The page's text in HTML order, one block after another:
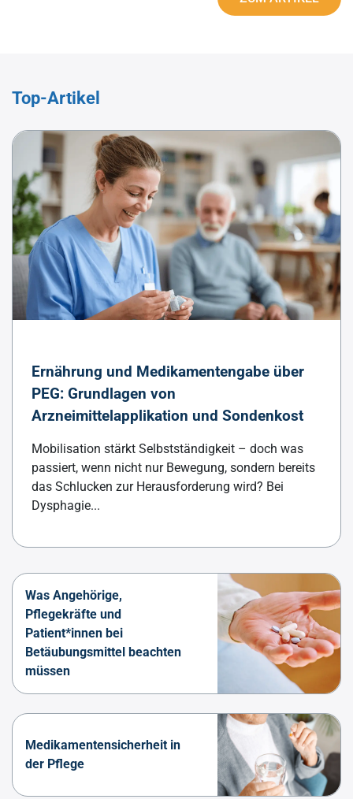
Top-Artikel
Ernährung und Medikamentengabe über
PEG: Grundlagen von
Arzneimittelapplikation und Sondenkost
Mobilisation stärkt Selbstständigkeit – doch was
passiert, wenn nicht nur Bewegung, sondern bereits
das Schlucken zur Herausforderung wird? Bei
Dysphagie...
Was Angehörige,
Pflegekräfte und
Patient*innen bei
Betäubungsmittel beachten
müssen
Medikamentensicherheit in
der Pflege